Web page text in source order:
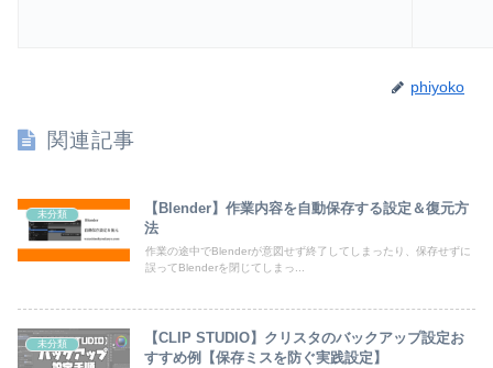
phiyoko
関連記事
未分類
【Blender】作業内容を自動保存する設定＆復元方
法
作業の途中でBlenderが意図せず終了してしまったり、保存せずに
誤ってBlenderを閉じてしまっ...
未分類
【CLIP STUDIO】クリスタのバックアップ設定お
すすめ例【保存ミスを防ぐ実践設定】